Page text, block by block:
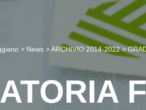
> News >ARCHIVIO 2014-2022>